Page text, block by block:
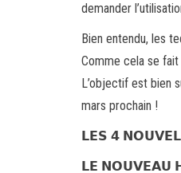
demander
Bien entendu, les
Comme cela se
L’objectif est bien
mars prochain !
𝗟𝗘𝗦 𝟰
𝗟𝗘 𝗡𝗢𝗨𝗩𝗘𝗔𝗨